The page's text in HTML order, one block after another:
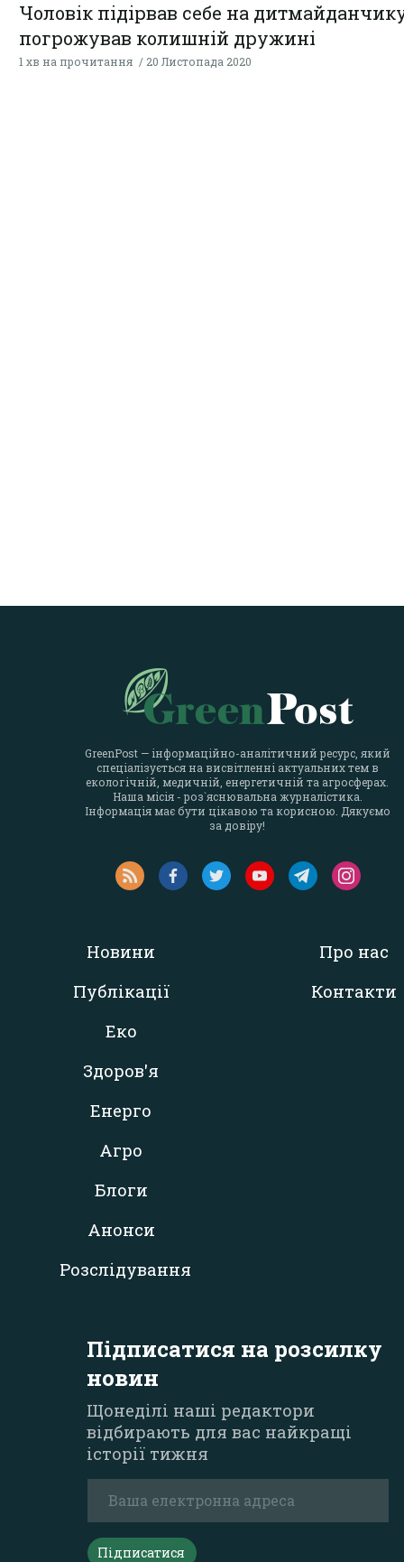
Чоловік підірвав себе на
погрожував колишній дружині
1 хв на прочитання 20 Листопада 2020
GreenPost — інформаційно-аналітичний ресурс, який
спеціалізується на висвітленні актуальних тем в
екологічній, медичній, енергетичній та агросферах.
Наша місія - роз`яснювальна журналістика.
Інформація має бути цікавою та корисною. Дякуємо
за довіру!
Новини
Публікації
Еко
Здоров'я
Енерго
Агро
Блоги
Анонси
Розслідування
Про нас
Контакти
Підписатися на розсилку
новин
Щонеділі наші редактори
відбирають для вас найкращі
історії тижня
Підписатися